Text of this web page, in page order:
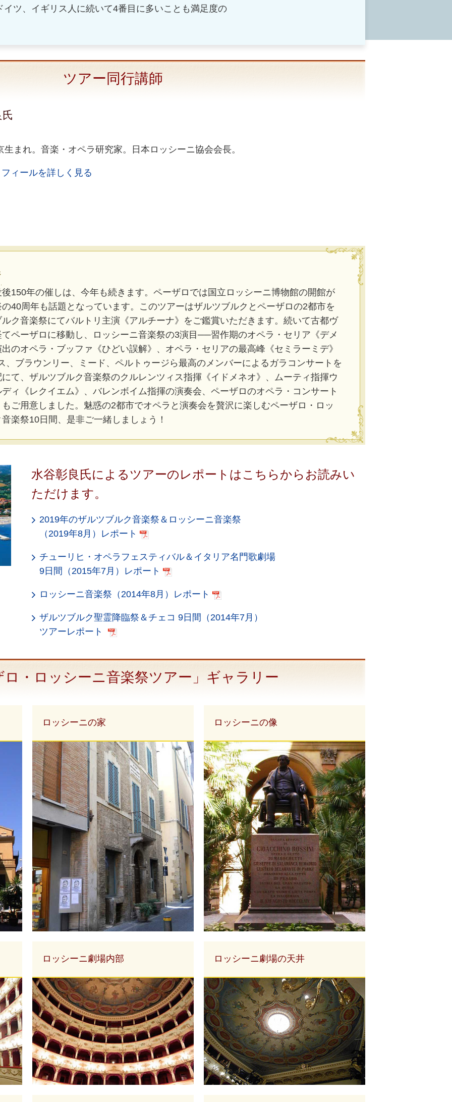
ツ、イギリス人に続いて4番目に多いことも満足度の
ツアー同行講師
生まれ。音楽・オペラ研究家。日本ロッシーニ協会会長。
ィールを詳しく見る
年の催しは、今年も続きます。ペーザロでは国立ロッシーニ博物館の開館が
40周年も話題となっています。このツアーはザルツブルクとペーザロの2都市を
ク音楽祭にてバルトリ主演《アルチーナ》をご鑑賞いただきます。続いて古都ヴ
ペーザロに移動し、ロッシーニ音楽祭の3演目──習作期のオペラ・セリア《デメ
のオペラ・ブッファ《ひどい誤解》、オペラ・セリアの最高峰《セミラーミデ》
ブラウンリー、ミード、ペルトゥージら最高のメンバーによるガラコンサートを
て、ザルツブルク音楽祭のクルレンツィス指揮《イドメネオ》、ムーティ指揮ウ
ィ《レクイエム》、バレンボイム指揮の演奏会、ペーザロのオペラ・コンサート
ご用意しました。魅惑の2都市でオペラと演奏会を贅沢に楽しむペーザロ・ロッ
楽祭10日間、是非ご一緒しましょう！
水谷彰良氏によるツアーのレポートはこちらからお読みい
ただけます。
2019年のザルツブルク音楽祭＆ロッシーニ音楽祭
（2019年8月）レポート
チューリヒ・オペラフェスティバル＆イタリア名門歌劇場
9日間（2015年7月）レポート
ロッシーニ音楽祭（2014年8月）レポート
ザルツブルク聖霊降臨祭＆チェコ 9日間（2014年7月）
ツアーレポート
ロ・ロッシーニ音楽祭ツアー」ギャラリー
ロッシーニの家 ロッシーニの像
ロッシーニ劇場内部 ロッシーニ劇場の天井